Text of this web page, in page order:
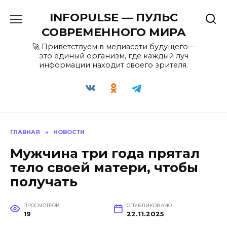
содержанию
INFOPULSE — ПУЛЬС
СОВРЕМЕННОГО МИРА
🚀 Приветствуем в медиасети будущего—
это единый организм, где каждый луч
информации находит своего зрителя.
ГЛАВНАЯ » НОВОСТИ
Мужчина три года прятал
тело своей матери, чтобы
получать
ПРОСМОТРОВ
19
ОПУБЛИКОВАНО
22.11.2025